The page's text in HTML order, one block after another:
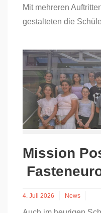
Mit mehreren
gestalteten die
Mission
4. Juli 2026 News